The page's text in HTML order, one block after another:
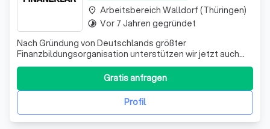
Nach Gründung von Deutschlands größter
Finanzbildungsorganisation unterstützen wir jetzt auch
bei der Umsetzung. Bekannt aus ZDF, ARD, RTL und vielen
Profil
Gratis anfragen
place Arbeitsbereich Walldorf (Thüringen)
timelapse Vor 7 Jahren gegründet